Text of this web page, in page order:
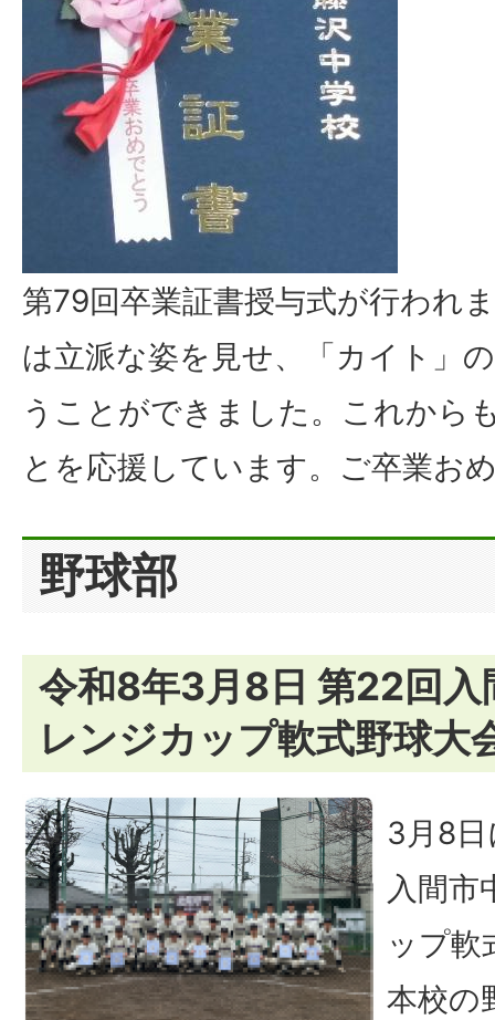
第79回卒業証書授与式が行われ
は立派な姿を見せ、「カイト」
うことができました。これから
とを応援しています。ご卒業お
野球部
令和8年3月8日 第22回入
レンジカップ軟式野球大
3月8
入間市
ップ軟
本校の